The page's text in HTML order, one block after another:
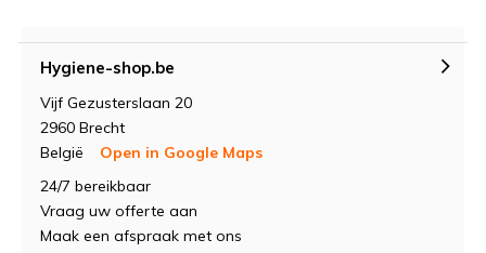
Hygiene-shop.be
Vijf Gezusterslaan 20
2960 Brecht
België
Open in Google Maps
24/7 bereikbaar
Vraag uw offerte aan
Maak een afspraak met ons